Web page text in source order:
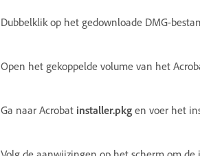
Dubbelklik op het gedownloade DMG-
Open het gekoppelde volume van het
Ga naar Acrobat installer.pkg en voer het